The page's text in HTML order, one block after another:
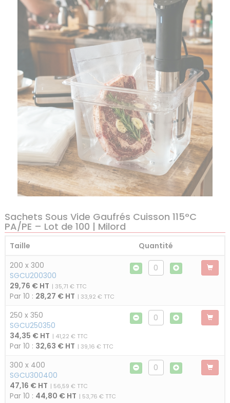
Sachets Sous Vide Gaufrés Cuisson 115°C
PA/PE – Lot de 100 | Milord
Taille
Quantité
200 x 300
SGCU200300
29,76 € HT | 35,71 € TTC
Par 10 : 28,27 € HT | 33,92 € TTC
250 x 350
SGCU250350
34,35 € HT | 41,22 € TTC
Par 10 : 32,63 € HT | 39,16 € TTC
300 x 400
SGCU300400
47,16 € HT | 56,59 € TTC
Par 10 : 44,80 € HT | 53,76 € TTC